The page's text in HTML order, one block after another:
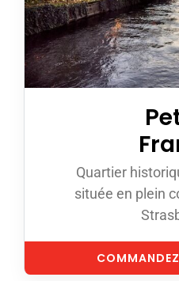
Quartier
située en plein